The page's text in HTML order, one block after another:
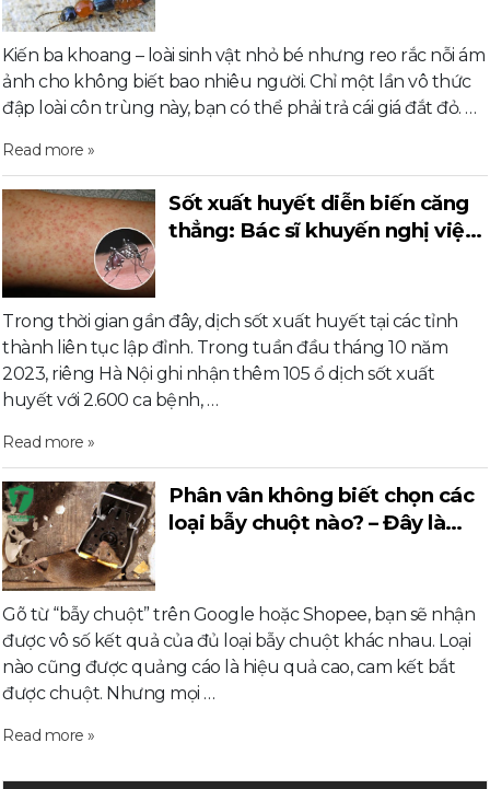
Kiến ba khoang – loài sinh vật nhỏ bé nhưng reo rắc nỗi ám
ảnh cho không biết bao nhiêu người. Chỉ một lần vô thức
đập loài côn trùng này, bạn có thể phải trả cái giá đắt đỏ. …
Read more »
Sốt xuất huyết diễn biến căng
thẳng: Bác sĩ khuyến nghị việc
Trong thời gian gần đây, dịch sốt xuất huyết tại các tỉnh
thành liên tục lập đỉnh. Trong tuần đầu tháng 10 năm
2023, riêng Hà Nội ghi nhận thêm 105 ổ dịch sốt xuất
huyết với 2.600 ca bệnh, …
Read more »
Phân vân không biết chọn các
loại bẫy chuột nào? – Đây là
Gõ từ “bẫy chuột” trên Google hoặc Shopee, bạn sẽ nhận
được vô số kết quả của đủ loại bẫy chuột khác nhau. Loại
nào cũng được quảng cáo là hiệu quả cao, cam kết bắt
được chuột. Nhưng mọi …
Read more »